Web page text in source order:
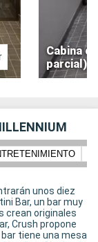
Cabina
parcial)
unos diez
Bar, un bar muy
crean originales
Crush propone
tiene una mesa